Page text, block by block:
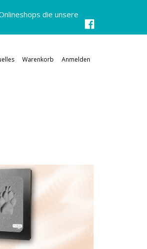
die unsere
Warenkorb Anmelden